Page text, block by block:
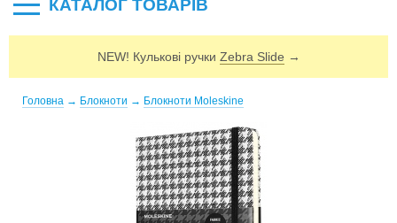
КАТАЛОГ ТОВАРIВ
NEW! Кулькові ручки Zebra Slide →
Головна → Блокноти → Блокноти Moleskine